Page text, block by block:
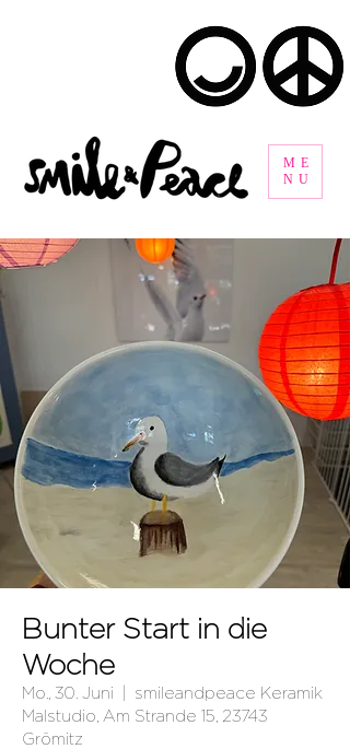
ME
NU
Bunter Start in die
Woche
Mo., 30. Juni
smileandpeace Keramik
Malstudio, Am Strande 15, 23743
Grömitz